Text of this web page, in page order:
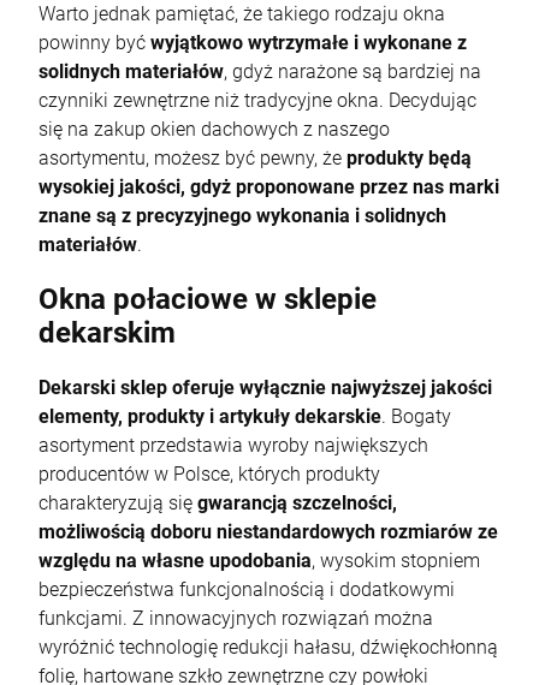
Warto jednak pamiętać, że takiego rodzaju okna
powinny być wyjątkowo wytrzymałe i wykonane z
solidnych materiałów, gdyż narażone są bardziej na
czynniki zewnętrzne niż tradycyjne okna. Decydując
się na zakup okien dachowych z naszego
asortymentu, możesz być pewny, że produkty będą
wysokiej jakości, gdyż proponowane przez nas marki
znane są z precyzyjnego wykonania i solidnych
materiałów.
Okna połaciowe w sklepie
dekarskim
Dekarski sklep oferuje wyłącznie najwyższej jakości
elementy, produkty i artykuły dekarskie. Bogaty
asortyment przedstawia wyroby największych
producentów w Polsce, których produkty
charakteryzują się gwarancją szczelności,
możliwością doboru niestandardowych rozmiarów ze
względu na własne upodobania, wysokim stopniem
bezpieczeństwa funkcjonalnością i dodatkowymi
funkcjami. Z innowacyjnych rozwiązań można
wyróżnić technologię redukcji hałasu, dźwiękochłonną
folię, hartowane szkło zewnętrzne czy powłoki